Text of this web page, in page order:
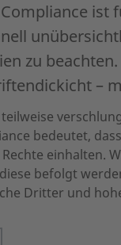
zu
–
bedeutet,
einhalten.
befolgt
Dritter und